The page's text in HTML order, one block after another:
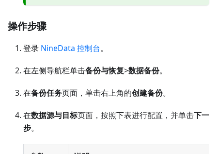
操作步骤
登录 NineData 控制台。
在左侧导航栏单击备份与恢复>数据备份。
在备份任务页面，单击右上角的创建备份。
在数据源与目标页面，按照下表进行配置，并单击下一
步。